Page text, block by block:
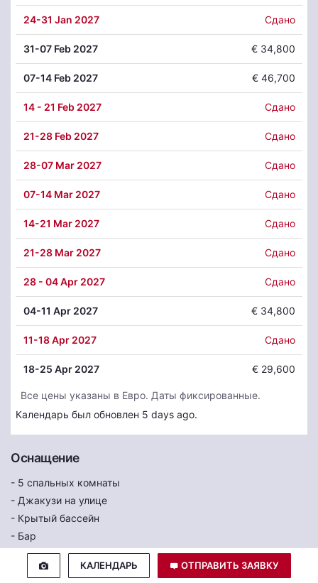
КАЛЕНДАРЬ ОТПРАВИТЬ ЗАЯВКУ
24-31 Jan 2027 Сдано
31-07 Feb 2027 € 34,800
07-14 Feb 2027 € 46,700
14- 21 Feb 2027 Сдано
21-28 Feb 2027 Сдано
28-07 Mar 2027 Сдано
07-14 Mar 2027 Сдано
14-21 Mar 2027 Сдано
21-28 Mar 2027 Сдано
28- 04 Apr 2027 Сдано
04-11 Apr 2027 € 34,800
11-18 Apr 2027 Сдано
18-25 Apr 2027 € 29,600
Все цены указаны в Евро. Даты фиксированные.
Календарь был обновлен 5 days ago.
Оснащение
- 5 спальных комнаты
- Джакузи на улице
- Крытый бассейн
- Бар
- Камин
- Wi-Fi